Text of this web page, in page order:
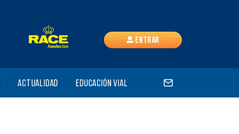
Entrar
Actualidad Educación vial